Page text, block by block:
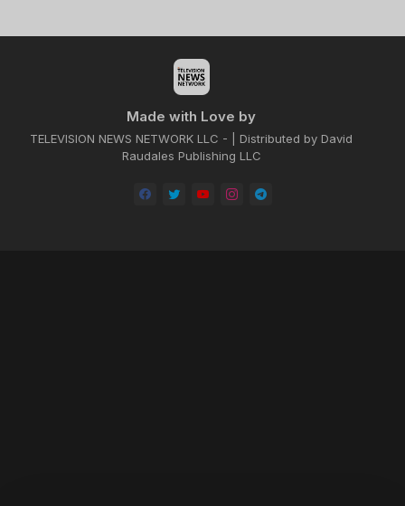
Made with Love by
TELEVISION NEWS NETWORK LLC - | Distributed by David
Raudales Publishing LLC